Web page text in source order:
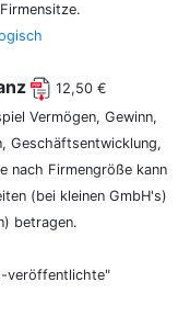
12,50 €
Vermögen, Gewinn,
Geschäftsentwicklung,
nach Firmengröße kann
(bei kleinen GmbH's)
betragen.
veröffentlichte"